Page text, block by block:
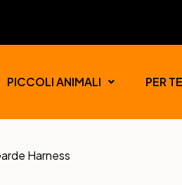
PICCOLI ANIMALI PER TE
Harness